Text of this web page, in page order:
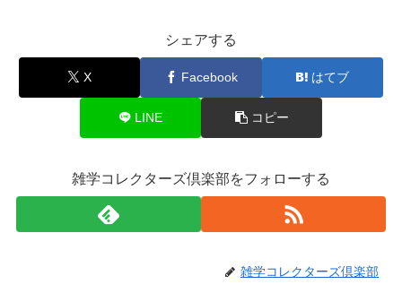
シェアする
X Facebook はてブ
LINE コピー
雑学コレクターズ倶楽部をフォローする
雑学コレクターズ倶楽部